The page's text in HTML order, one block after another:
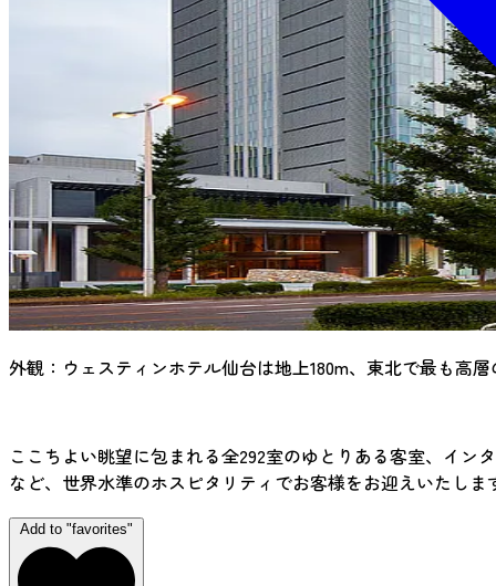
外観：ウェスティンホテル仙台は地上180m、東北で最も高
ここちよい眺望に包まれる全292室のゆとりある客室、イ
など、世界水準のホスピタリティでお客様をお迎えいたしま
Add to "favorites"